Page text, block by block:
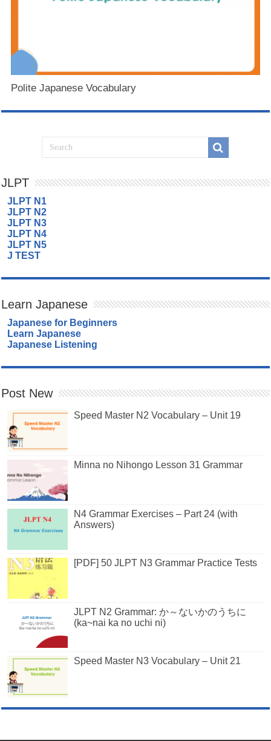
Polite Japanese Vocabulary
JLPT
JLPT N1
JLPT N2
JLPT N3
JLPT N4
JLPT N5
J TEST
Learn Japanese
Japanese for Beginners
Learn Japanese
Japanese Listening
Post New
Speed Master N2 Vocabulary – Unit 19
Minna no Nihongo Lesson 31 Grammar
N4 Grammar Exercises – Part 24 (with
Answers)
[PDF] 50 JLPT N3 Grammar Practice Tests
JLPT N2 Grammar: か～ないかのうちに
(ka~nai ka no uchi ni)
Speed Master N3 Vocabulary – Unit 21